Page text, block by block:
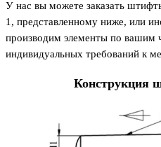
У нас вы можете заказать
1, представленному ниже, или
производим элементы по вашим
индивидуальных требований к
Конструкция